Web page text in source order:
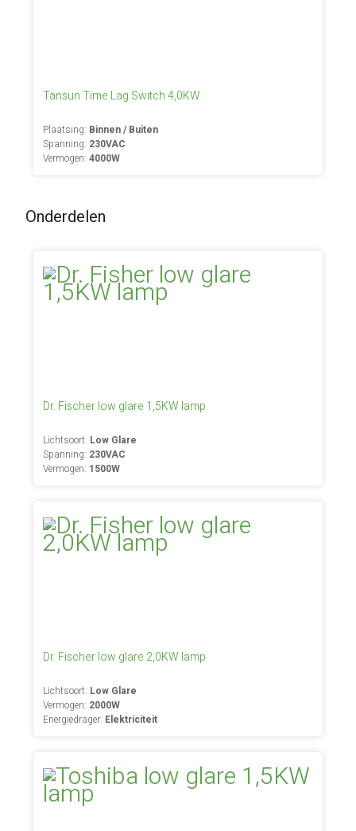
Tansun Time Lag Switch 4,0KW
Plaatsing: Binnen / Buiten
Spanning: 230VAC
Vermogen:4000W
Onderdelen
Dr. Fischer low glare 1,5KW lamp
Lichtsoort: Low Glare
Spanning: 230VAC
Vermogen: 1500W
Dr. Fischer low glare 2,0KW lamp
Lichtsoort: Low Glare
Vermogen: 2000W
Energiedrager: Elektriciteit